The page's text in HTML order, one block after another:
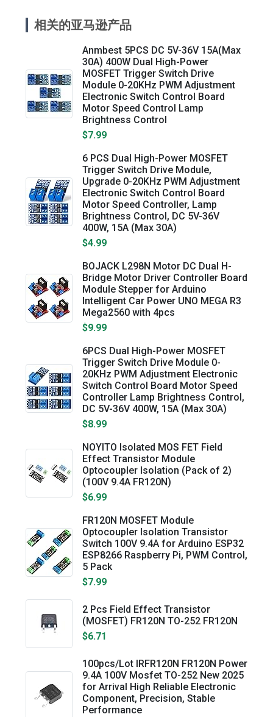
相关的亚马逊产品
Anmbest 5PCS DC 5V-36V 15A(Max
30A) 400W Dual High-Power
MOSFET Trigger Switch Drive
Module 0-20KHz PWM Adjustment
Electronic Switch Control Board
Motor Speed Control Lamp
Brightness Control
$7.99
6 PCS Dual High-Power MOSFET
Trigger Switch Drive Module,
Upgrade 0-20KHz PWM Adjustment
Electronic Switch Control Board
Motor Speed Controller, Lamp
Brightness Control, DC 5V-36V
400W, 15A (Max 30A)
$4.99
BOJACK L298N Motor DC Dual H-
Bridge Motor Driver Controller Board
Module Stepper for Arduino
Intelligent Car Power UNO MEGA R3
Mega2560 with 4pcs
$9.99
6PCS Dual High-Power MOSFET
Trigger Switch Drive Module 0-
20KHz PWM Adjustment Electronic
Switch Control Board Motor Speed
Controller Lamp Brightness Control,
DC 5V-36V 400W, 15A (Max 30A)
$8.99
NOYITO Isolated MOS FET Field
Effect Transistor Module
Optocoupler Isolation (Pack of 2)
(100V 9.4A FR120N)
$6.99
FR120N MOSFET Module
Optocoupler Isolation Transistor
Switch 100V 9.4A for Arduino ESP32
ESP8266 Raspberry Pi, PWM Control,
5 Pack
$7.99
2 Pcs Field Effect Transistor
(MOSFET) FR120N TO-252 FR120N
$6.71
100pcs/Lot IRFR120N FR120N Power
9.4A 100V Mosfet TO-252 New 2025
for Arrival High Reliable Electronic
Component, Precision, Stable
Performance